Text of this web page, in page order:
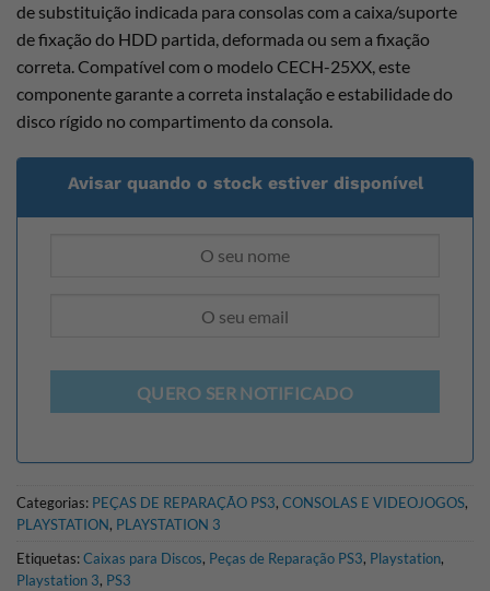
de substituição indicada para consolas com a caixa/suporte
de fixação do HDD partida, deformada ou sem a fixação
correta. Compatível com o modelo CECH-25XX, este
componente garante a correta instalação e estabilidade do
disco rígido no compartimento da consola.
Avisar quando o stock estiver disponível
QUERO SER NOTIFICADO
Categorias: PEÇAS DE REPARAÇÃO PS3, CONSOLAS E VIDEOJOGOS,
PLAYSTATION, PLAYSTATION 3
Etiquetas:Caixas para Discos, Peças de Reparação PS3, Playstation,
Playstation 3, PS3